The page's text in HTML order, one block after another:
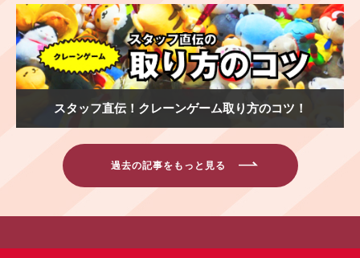
スタッフ直伝！クレーンゲーム取り方のコツ！
過去の記事をもっと見る